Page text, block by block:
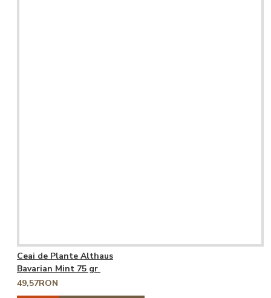
Ceai de Plante Althaus
Bavarian Mint 75 gr
49,57RON